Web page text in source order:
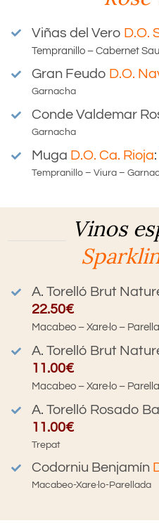
Viñas del Vero D.O.
Tempranillo – Cabernet
Gran Feudo D.O.
Garnacha
Conde Valdemar
Garnacha
Muga D.O. Ca. Rioja:
Tempranillo – Viura –
Vinos
A. Torelló Brut
22.50€
Macabeo – Xare·lo –
A. Torelló Brut
11.00€
Macabeo – Xare·lo –
A. Torelló Rosado
11.00€
Trepat
Codorniu Benjamín
Macabeo-Xare·lo-Parellada